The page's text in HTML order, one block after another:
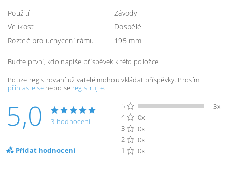
Použití
Závody
Velikosti
Dospělé
Rozteč pro uchycení rámu
195 mm
Buďte první, kdo napíše příspěvek k této položce.
Pouze registrovaní uživatelé mohou vkládat příspěvky. Prosím
přihlaste senebo se registrujte.
5,0 3 hodnocení
Přidat hodnocení
5
3x
4
0x
3
0x
2
0x
1
0x